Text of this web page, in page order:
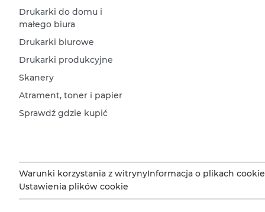
Drukarki do domu i
małego biura
Drukarki biurowe
Drukarki produkcyjne
Skanery
Atrament, toner i papier
Sprawdź gdzie kupić
Warunki korzystania z witrynyInformacja o plikach cookie
Ustawienia plików cookie